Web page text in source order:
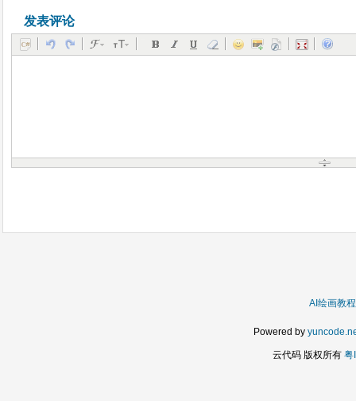
发表评论
AI绘画教程
Powered by
云代码 版权所有 粤